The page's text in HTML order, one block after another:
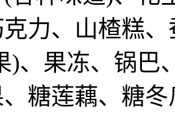
力、山楂糕
)、果冻、锅巴
糖莲藕、糖冬